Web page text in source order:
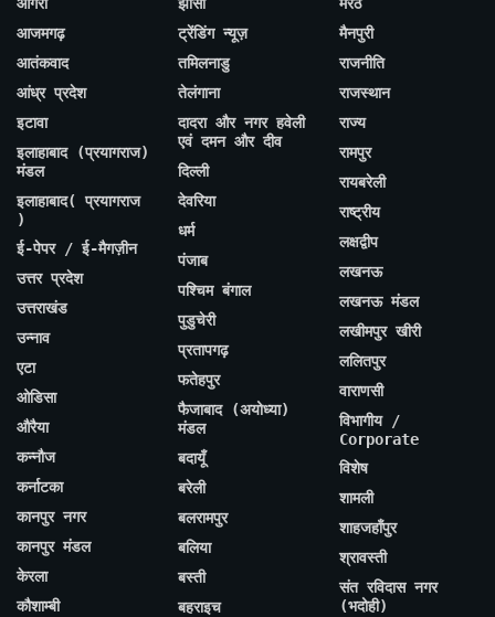
आजमगढ़
आतंकवाद
आंध्र प्रदेश
इटावा
इलाहाबाद (प्रयागराज)
मंडल
इलाहाबाद( प्रयागराज
)
ई-पेपर / ई-मैगज़ीन
उत्तर प्रदेश
उत्तराखंड
उन्नाव
एटा
ओडिसा
औरैया
कन्नौज
कर्नाटका
कानपुर नगर
कानपुर मंडल
केरला
कौशाम्बी
ट्रेंडिंग न्यूज़
तमिलनाडु
तेलंगाना
दादरा और नगर हवेली
एवं दमन और दीव
दिल्ली
देवरिया
धर्म
पंजाब
पश्चिम बंगाल
पुडुचेरी
प्रतापगढ़
फतेहपुर
फैजाबाद (अयोध्या)
मंडल
बदायूँ
बरेली
बलरामपुर
बलिया
बस्ती
बहराइच
मैनपुरी
राजनीति
राजस्थान
राज्य
रामपुर
रायबरेली
राष्ट्रीय
लक्षद्वीप
लखनऊ
लखनऊ मंडल
लखीमपुर खीरी
ललितपुर
वाराणसी
विभागीय /
Corporate
विशेष
शामली
शाहजहाँपुर
श्रावस्ती
संत रविदास नगर
(भदोही)